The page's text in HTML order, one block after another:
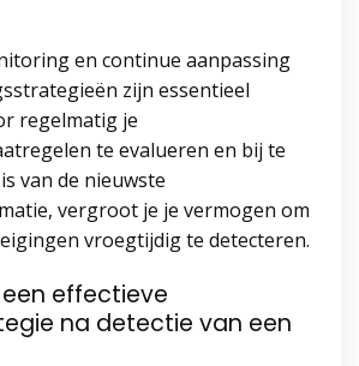
en continue aanpassing
zijn essentieel
regelmatig je
te evalueren en bij te
van de nieuwste
vergroot je je vermogen om
vroegtijdig te detecteren.
effectieve
na detectie van een